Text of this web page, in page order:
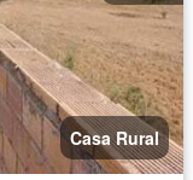
Casa Rural